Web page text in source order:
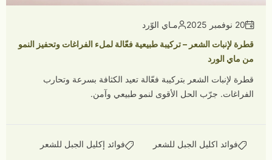
20 نوفمبر 2025
مـاي الوّرد
قطرة لإنبات الشعر – تركيبة طبيعية فعّالة لملء الفراغات وتحفيز النمو
من ماي الورد
قطرة لإنبات الشعر بتركيبة فعّالة تعيد الكثافة بسرعة وتحارب
الفراغات. جرّب الحل الأقوى لنمو طبيعي وآمن.
فوائد اكليل الجبل للشعر فوائد إكليل الجبل للشعر